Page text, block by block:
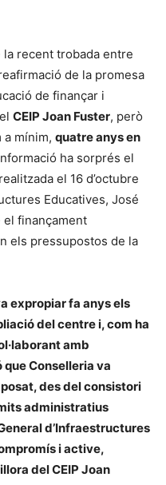
la recent trobada entre
de la promesa
de finançar i
CEIP Joan Fuster, però
a mínim, quatre anys en
ha sorprés el
el 16 d’octubre
Educatives, José
el finançament
els pressupostos de la
expropiar fa anys els
del centre i, com ha
amb
Conselleria va
des del consistori
administratius
d’Infraestructures
i active,
del CEIP Joan